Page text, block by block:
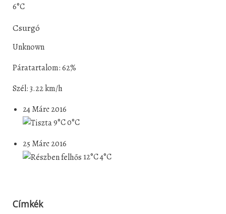
6°C
Csurgó
Unknown
Páratartalom: 62%
Szél: 3.22 km/h
24 Márc 2016
9°C0°C
25 Márc 2016
12°C4°C
Címkék